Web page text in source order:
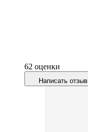
62 оценки
Написать отзыв